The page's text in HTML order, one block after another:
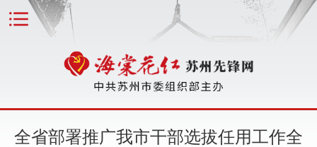
全省部署推广我市干部选拔任用工作全